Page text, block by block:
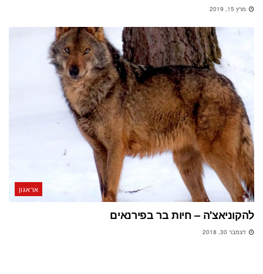
מרץ 15, 2019
אראגון
להקוניאצ'ה – חיות בר בפירנאים
דצמבר 30, 2018